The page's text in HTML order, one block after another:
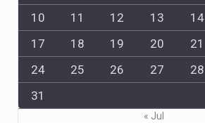
10
11 12 13 14
17
18 19 20 21
24
25 26 27 28
31
« Jul